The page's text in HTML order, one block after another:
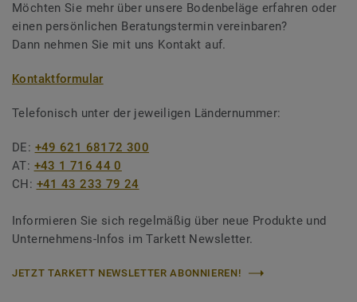
Möchten Sie mehr über unsere Bodenbeläge erfahren oder
einen persönlichen Beratungstermin vereinbaren?
Dann nehmen Sie mit uns Kontakt auf.
Kontaktformular
Telefonisch unter der jeweiligen Ländernummer:
DE: +49 621 68172 300
AT: +43 1 716 44 0
CH: +41 43 233 79 24
Informieren Sie sich regelmäßig über neue Produkte und
Unternehmens-Infos im Tarkett Newsletter.
JETZT TARKETT NEWSLETTER ABONNIEREN!